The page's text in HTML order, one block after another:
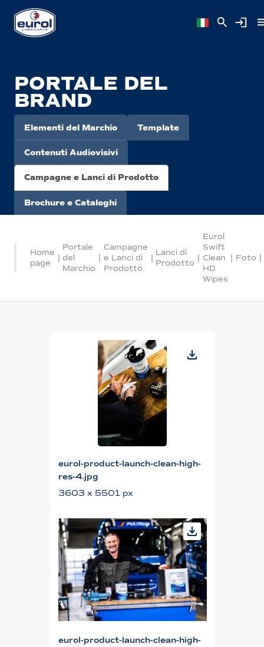
PORTALE DEL
BRAND
Elementi del Marchio Template
Contenuti Audiovisivi
Campagne e Lanci di Prodotto
Brochure e Cataloghi
Home
page
|
Portale
del
Marchio
|
Campagne
e Lanci di
Prodotto
|
Lanci di
Prodotto
|
Eurol
Swift
Clean
HD
Wipes
| Foto |
eurol-product-launch-clean-high-
res-4.jpg
3603 x 5501 px
eurol-product-launch-clean-high-